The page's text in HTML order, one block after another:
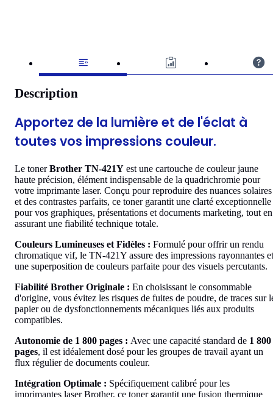
Description
Apportez de la lumière et de l'éclat à
toutes vos impressions couleur.
Le tonerBrother TN-421Y est une cartouche de couleur jaune
haute précision, élément indispensable de la quadrichromie pour
votre imprimante laser. Conçu pour reproduire des nuances solaires
et des contrastes parfaits, ce toner garantit une clarté exceptionnelle
pour vos graphiques, présentations et documents marketing, tout en
assurant une fiabilité technique totale.
Couleurs Lumineuses et Fidèles : Formulé pour offrir un rendu
chromatique vif, le TN-421Y assure des impressions rayonnantes et
une superposition de couleurs parfaite pour des visuels percutants.
Fiabilité Brother Originale : En choisissant le consommable
d'origine, vous évitez les risques de fuites de poudre, de traces sur
papier ou de dysfonctionnements mécaniques liés aux produits
compatibles.
Autonomie de 1 800 pages : Avec une capacité standard de 1 800
pages, il est idéalement dosé pour les groupes de travail ayant un
flux régulier de documents couleur.
Intégration Optimale : Spécifiquement calibré pour les
imprimantes laser Brother, ce toner garantit une fusion thermique